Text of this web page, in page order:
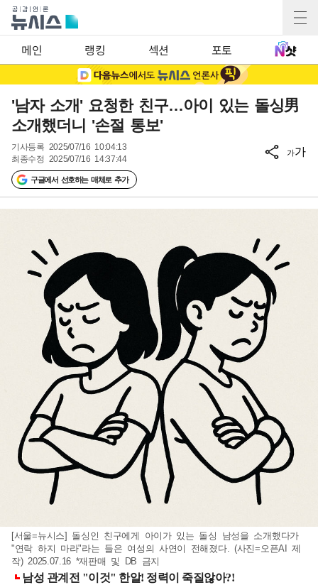
메인 랭킹 섹션 포토
'남자 소개' 요청한 친구…아이 있는 돌싱男
소개했더니 '손절 통보'
기사등록 2025/07/16 10:04:13
최종수정 2025/07/16 14:37:44
구글에서 선호하는 매체로 추가
가가
[서울=뉴시스] 돌싱인 친구에게 아이가 있는 돌싱 남성을 소개했다가
"연락 하지 마라"라는 들은 여성의 사연이 전해졌다. (사진=오픈AI 제
작) 2025.07.16 *재판매 및 DB 금지